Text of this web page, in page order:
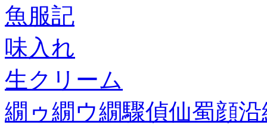
魚服記
味入れ
生クリーム
繝ゥ繝ウ繝驟偵仙蜀顔沿